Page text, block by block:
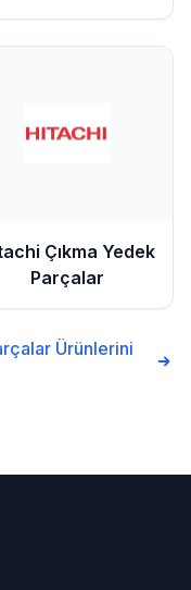
Çıkma Yedek
Parçalar
Ürünlerini